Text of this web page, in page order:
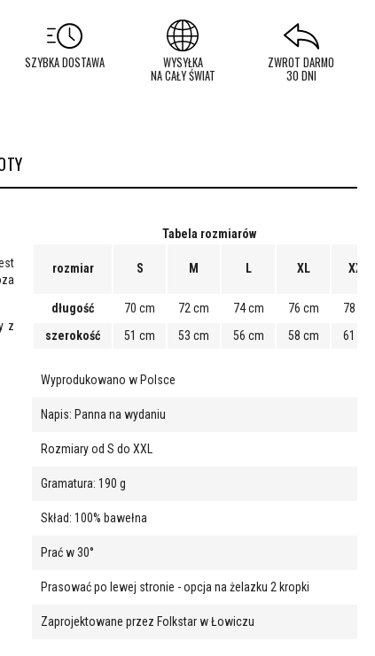
SZYBKA DOSTAWA WYSYŁKA
NA CAŁY ŚWIAT
ZWROT DARMO
30 DNI
z
Tabela rozmiarów
rozmiar S M L XL XXL
długość 70 cm 72 cm 74 cm 76 cm
78 cm
szerokość
51 cm 53 cm 56 cm 58 cm 61 cm
Wyprodukowano w Polsce
Napis: Panna na wydaniu
Rozmiary od S do XXL
Gramatura: 190 g
Skład: 100% bawełna
Prać w 30°
Prasować po lewej stronie - opcja na żelazku 2 kropki
Zaprojektowane przez Folkstar w Łowiczu